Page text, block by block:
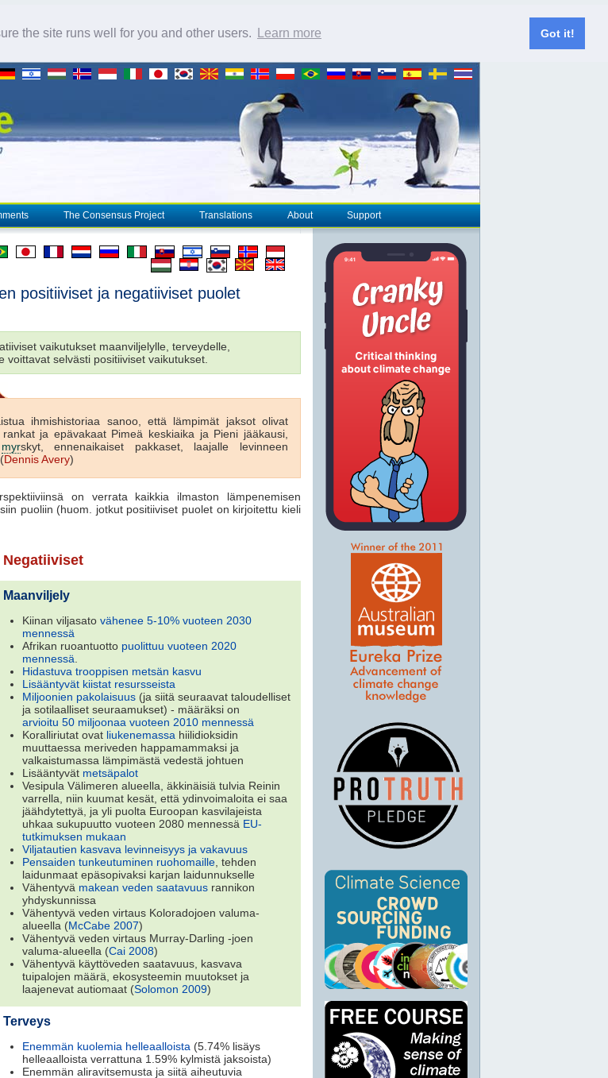
the site runs well for you and other users. Learn more Got it!
The Consensus Project Translations About Support
positiiviset ja negatiiviset puolet
vaikutukset maanviljelylle, terveydelle,
voittavat selvästi positiiviset vaikutukset.
ihmishistoriaa sanoo, että lämpimät jaksot olivat
ja epävakaat Pimeä keskiaika ja Pieni jääkausi,
myrskyt, ennenaikaiset pakkaset, laajalle levinneen
Dennis Avery)
on verrata kaikkia ilmaston lämpenemisen
puoliin (huom. jotkut positiiviset puolet on kirjoitettu kieli
Negatiiviset
Maanviljely
Kiinan viljasato vähenee 5-10% vuoteen 2030
mennessä
Afrikan ruoantuotto puolittuu vuoteen 2020
mennessä
Hidastuva trooppisen metsän kasvu
Lisääntyvät kiistat resursseista
Miljoonien pakolaisuus (ja siitä seuraavat taloudelliset
ja sotilaalliset seuraamukset) - määräksi on
arvioitu 50 miljoonaa vuoteen 2010 mennessä
Koralliriutat ovat liukenemassa hiilidioksidin
muuttaessa meriveden happamammaksi ja
valkaistumassa lämpimästä vedestä johtuen
Lisääntyvät metsäpalot
Vesipula Välimeren alueella, äkkinäisiä tulvia Reinin
varrella, niin kuumat kesät, että ydinvoimaloita ei saa
jäähdytettyä, ja yli puolta Euroopan kasvilajeista
uhkaa sukupuutto vuoteen 2080 mennessä EU-
tutkimuksen mukaan
Viljatautien kasvava levinneisyys ja vakavuus
Pensaiden tunkeutuminen ruohomaille , tehden
laidunmaat epäsopivaksi karjan laidunnukselle
Vähentyvä makean veden saatavuus rannikon
yhdyskunnissa
Vähentyvä veden virtaus Koloradojoen valuma-
alueella (McCabe 2007)
Vähentyvä veden virtaus Murray-Darling -joen
valuma-alueella (Cai 2008)
Vähentyvä käyttöveden saatavuus, kasvava
tuipalojen määrä, ekosysteemin muutokset ja
laajenevat autiomaat (Solomon 2009)
Terveys
Enemmän kuolemia helleaalloista (5.74% lisäys
helleaalloista verrattuna 1.59% kylmistä jaksoista)
Enemmän aliravitsemusta ja siitä aiheutuvia